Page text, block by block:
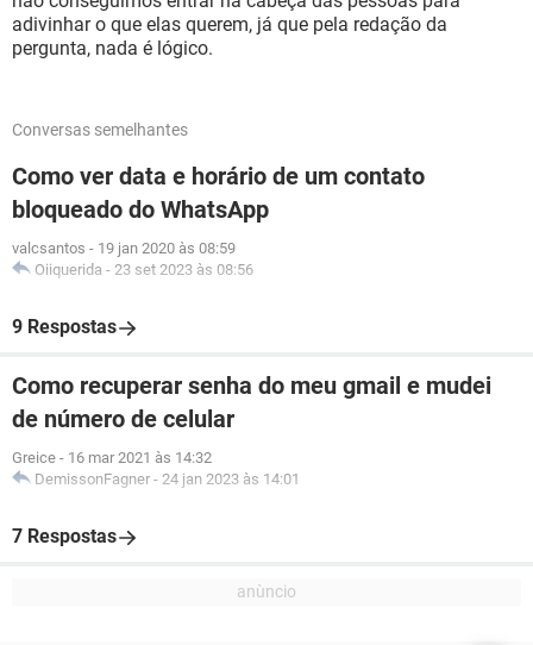
adivinhar o que elas querem, já que pela redação da
pergunta, nada é lógico.
Conversas semelhantes
Como ver data e horário de um contato
bloqueado do WhatsApp
valcsantos - 19 jan 2020 às 08:59
Oiiquerida - 23 set 2023 às 08:56
9 Respostas
Como recuperar senha do meu gmail e mudei
de número de celular
Greice - 16 mar 2021 às 14:32
DemissonFagner - 24 jan 2023 às 14:01
7 Respostas